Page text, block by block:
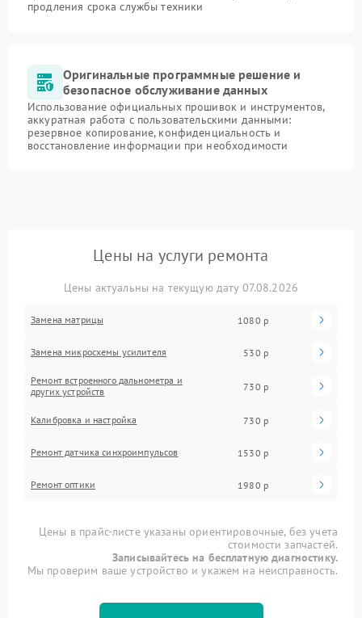
продления срока службы техники
Оригинальные программные решение и
безопасное обслуживание данных
Использование официальных прошивок и инструментов,
аккуратная работа с пользовательскими данными:
резервное копирование, конфиденциальность и
восстановление информации при необходимости
Цены на услуги ремонта
Цены актуальны на текущую дату 07.08.2026
Замена матрицы 1080 р
Замена микросхемы усилителя 530 р
Ремонт встроенного дальнометра и
других устройств
730 р
Калибровка и настройка 730 р
Ремонт датчика синхроимпульсов 1530 р
Ремонт оптики 1980 р
Цены в прайс-листе указаны ориентировочные, без учета
стоимости запчастей.
Записывайтесь на бесплатную диагностику.
Мы проверим ваше устройство и укажем на неисправность.